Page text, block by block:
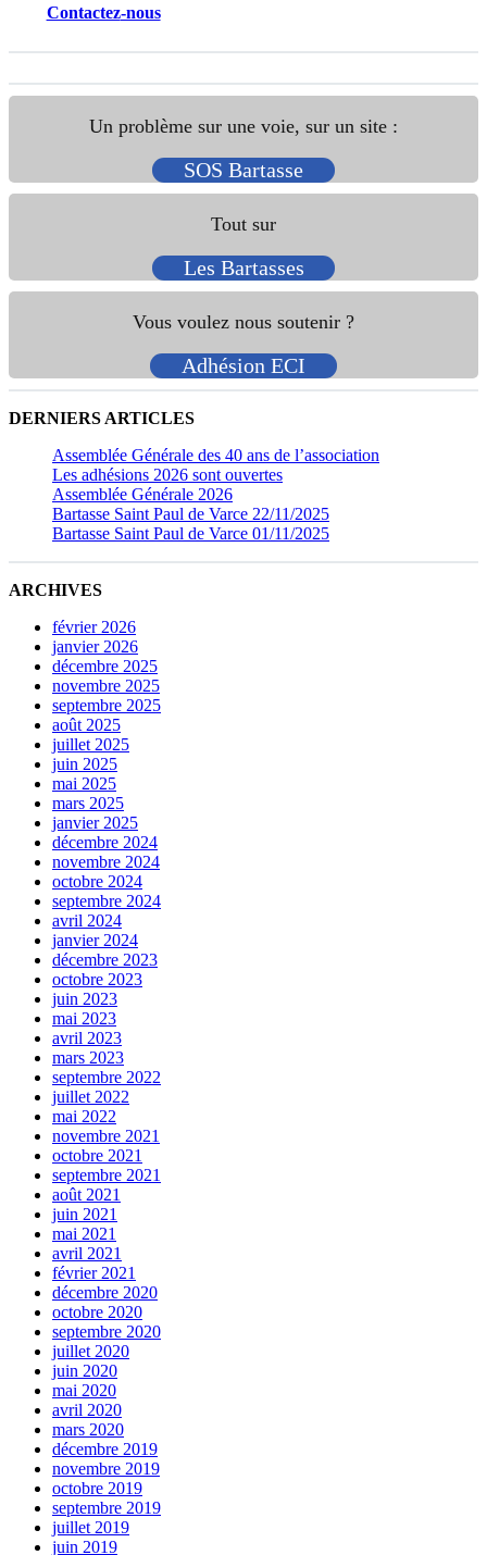
Contactez-nous
Un problème sur une voie, sur un site :
SOS Bartasse
Tout sur
Les Bartasses
Vous voulez nous soutenir ?
Adhésion ECI
DERNIERS ARTICLES
Assemblée Générale des 40 ans de l’association
Les adhésions 2026 sont ouvertes
Assemblée Générale 2026
Bartasse Saint Paul de Varce 22/11/2025
Bartasse Saint Paul de Varce 01/11/2025
ARCHIVES
février 2026
janvier 2026
décembre 2025
novembre 2025
septembre 2025
août 2025
juillet 2025
juin 2025
mai 2025
mars 2025
janvier 2025
décembre 2024
novembre 2024
octobre 2024
septembre 2024
avril 2024
janvier 2024
décembre 2023
octobre 2023
juin 2023
mai 2023
avril 2023
mars 2023
septembre 2022
juillet 2022
mai 2022
novembre 2021
octobre 2021
septembre 2021
août 2021
juin 2021
mai 2021
avril 2021
février 2021
décembre 2020
octobre 2020
septembre 2020
juillet 2020
juin 2020
mai 2020
avril 2020
mars 2020
décembre 2019
novembre 2019
octobre 2019
septembre 2019
juillet 2019
juin 2019